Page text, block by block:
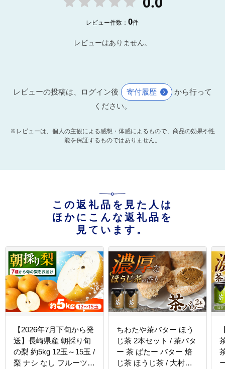
レビュー件数：0件
レビューはありません。
レビューの投稿は、ログイン後 寄付履歴
から行って
ください。
※レビューは、個人の主観による感想・体感によるもので、商品の効果や性
能を保証するものではありません。
この返礼品を見た人は
ほかにこんな返礼品を
見ています。
【2026年7月下旬から発
送】長崎県産 朝採り旬
の梨 約5kg 12玉～15玉 /
梨 ナシ なし フルーツ
ちわたや茶バター ほう
じ茶 2本セット / 茶バタ
ー 茶 ばたー バター 焙
じ茶 ほうじ茶 / 大村市 /